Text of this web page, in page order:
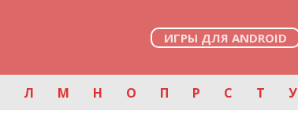
ИГРЫ ДЛЯ ANDROID
Л М Н О П Р С Т У